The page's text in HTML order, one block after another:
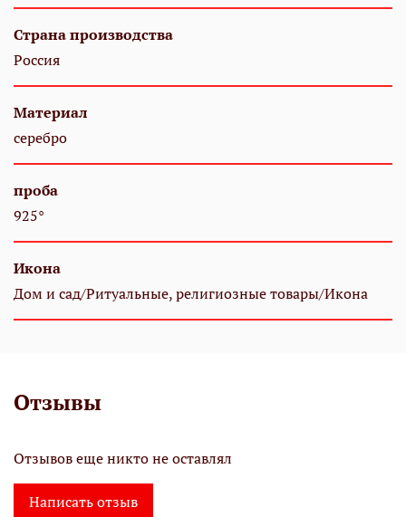
Страна производства
Россия
Материал
серебро
проба
925°
Икона
Дом и сад/Ритуальные, религиозные товары/Икона
Отзывы
Отзывов еще никто не оставлял
Написать отзыв